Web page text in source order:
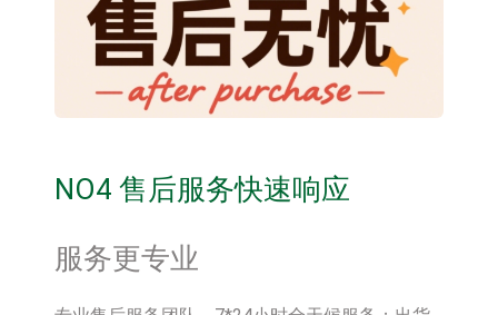
NO4 售后服务快速响应
服务更专业